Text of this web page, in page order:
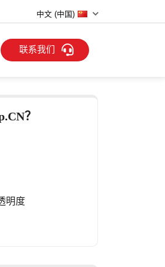
中文 (中国)
联系我们
？
明度